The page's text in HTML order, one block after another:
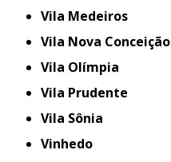
Vila Medeiros
Vila Nova Conceição
Vila Olímpia
Vila Prudente
Vila Sônia
Vinhedo